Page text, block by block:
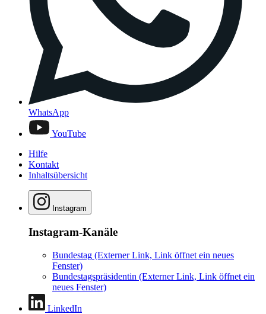
WhatsApp
YouTube
Hilfe
Kontakt
Inhaltsübersicht
Instagram
Instagram-Kanäle
Bundestag (Externer Link, Link öffnet ein neues
Fenster)
Bundestagspräsidentin (Externer Link, Link öffnet ein
neues Fenster)
LinkedIn